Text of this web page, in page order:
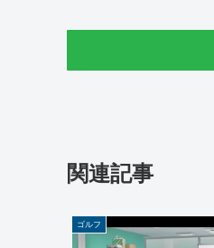
関連記事
ゴルフ